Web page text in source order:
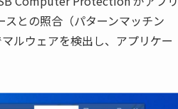
との照合（パターンマッチン
ルウェアを検出し、アプリケー